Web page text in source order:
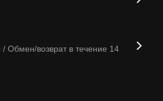
/ Обмен/возврат в течение 14